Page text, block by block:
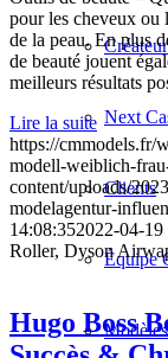
Créateur
Next
Clients
Équipe
pour les cheveux ou
de la peau. En plus
de beauté jouent
meilleurs résultats
Lire la suite
https://cmmodels.fr/
modell-weiblich-
content/uploads/
modelagentur-
14:08:352022-04-19
Roller, Dyson
Hugo Boss